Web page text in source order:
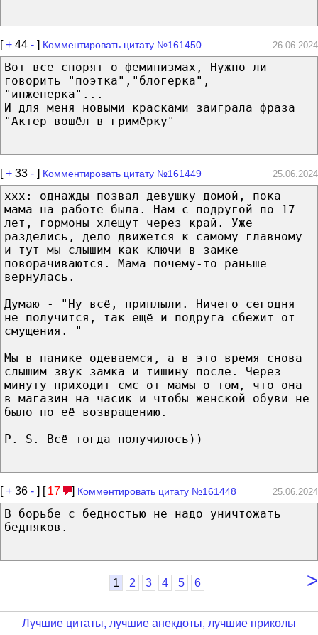
[+ 44 - ] Комментировать цитату №161450 26.06.2024
Вот все спорят о феминизмах, Нужно ли
говорить "поэтка","блогерка",
"инженерка"...
И для меня новыми красками заиграла фраза
"Актер вошёл в гримёрку"
[+ 33 - ] Комментировать цитату №161449 25.06.2024
xxx: однажды позвал девушку домой, пока
мама на работе была. Нам с подругой по 17
лет, гормоны хлещут через край. Уже
разделись, дело движется к самому главному
и тут мы слышим как ключи в замке
поворачиваются. Мама почему-то раньше
вернулась.
Думаю - "Ну всё, приплыли. Ничего сегодня
не получится, так ещё и подруга сбежит от
смущения. "
Мы в панике одеваемся, а в это время снова
слышим звук замка и тишину после. Через
минуту приходит смс от мамы о том, что она
в магазин на часик и чтобы женской обуви не
было по её возвращению.
P. S. Всё тогда получилось))
[+ 36 - ] [ 17 ] Комментировать цитату №161448 25.06.2024
В борьбе с бедностью не надо уничтожать
бедняков.
>
1 2 3 4 5 6
Лучшие цитаты, лучшие анекдоты, лучшие приколы